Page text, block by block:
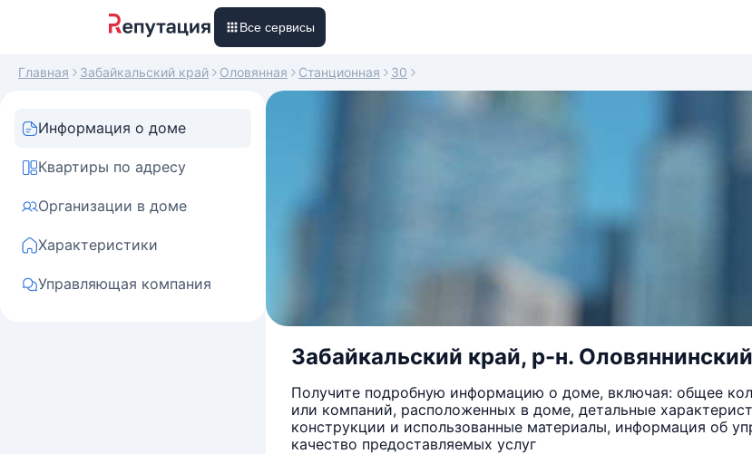
Все сервисы
Главная Забайкальский край Оловянная Станционная 30
Информация о доме
Квартиры по адресу
Организации в доме
Характеристики
Управляющая компания
Забайкальский край, р-н.
Получите подробную информацию о доме, включая: общее
или компаний, расположенных в доме, детальные
конструкции и использованные материалы, информация об
качество предоставляемых услуг